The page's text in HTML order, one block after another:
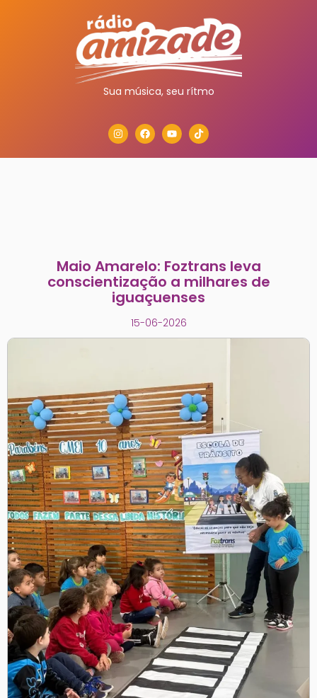
Sua música, seu rítmo
Maio Amarelo: Foztrans leva
conscientização a milhares de
iguaçuenses
15-06-2026